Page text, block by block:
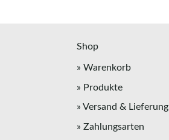
Shop
» Warenkorb
» Produkte
» Versand & Lieferung
» Zahlungsarten